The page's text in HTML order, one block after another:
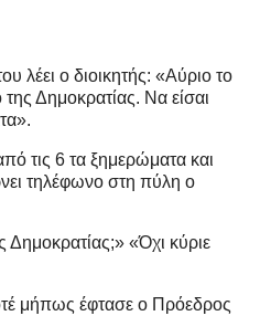
λέει ο διοικητής: «Αύριο το
Δημοκρατίας. Να είσαι
τις 6 τα ξημερώματα και
τηλέφωνο στη πύλη ο
«Όχι κύριε
μήπως έφτασε ο Πρόεδρος